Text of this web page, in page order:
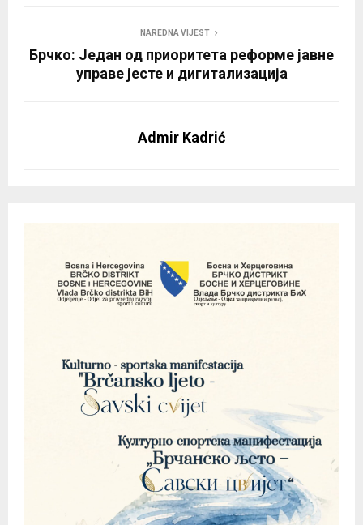
NAREDNA VIJEST
Брчко: Један од приоритета реформе јавне
управе јесте и дигитализација
Admir Kadrić